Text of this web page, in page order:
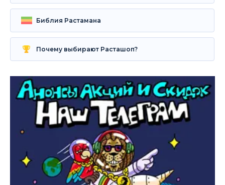
Библия Растамана
Почему выбирают Расташоп?